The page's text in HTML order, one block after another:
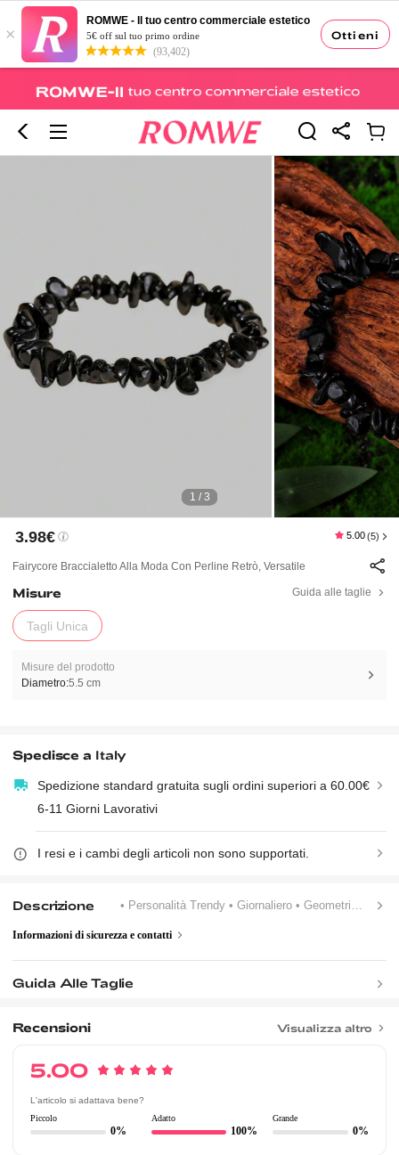
Ottieni
×
ROMWE - Il tuo centro commerciale estetico
5€ off sul tuo primo ordine
(93,402)
1 / 3
3.98€ 5.00 (5)
Fairycore Braccialetto Alla Moda Con Perline Retrò, Versatile
Misure Guida alle taglie
Tagli Unica
Misure del prodotto
Diametro:5.5 cm
Spedisce a Italy
Spedizione standard gratuita sugli ordini superiori a 60.00€
6-11 Giorni Lavorativi
I resi e i cambi degli articoli non sono supportati.
Descrizione • Personalità Trendy • Giornaliero • Geometrico
Informazioni di sicurezza e contatti
Guida Alle Taglie
Recensioni Visualizza altro
5.00
L'articolo si adattava bene?
Piccolo
0%
Adatto
100%
Grande
0%